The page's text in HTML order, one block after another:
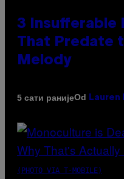
3 Insufferable
That Predate
Melody
5 сати ранијеOd Lauren
(PHOTO VIA T-MOBILE)